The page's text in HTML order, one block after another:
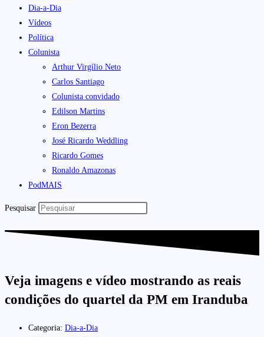
Dia-a-Dia
Vídeos
Política
Colunista
Arthur Virgílio Neto
Carlos Santiago
Colunista convidado
Edilson Martins
Eron Bezerra
José Ricardo Weddling
Ricardo Gomes
Ronaldo Amazonas
PodMAIS
Pesquisar
Veja imagens e vídeo mostrando as reais
condições do quartel da PM em Iranduba
Categoria: Dia-a-Dia